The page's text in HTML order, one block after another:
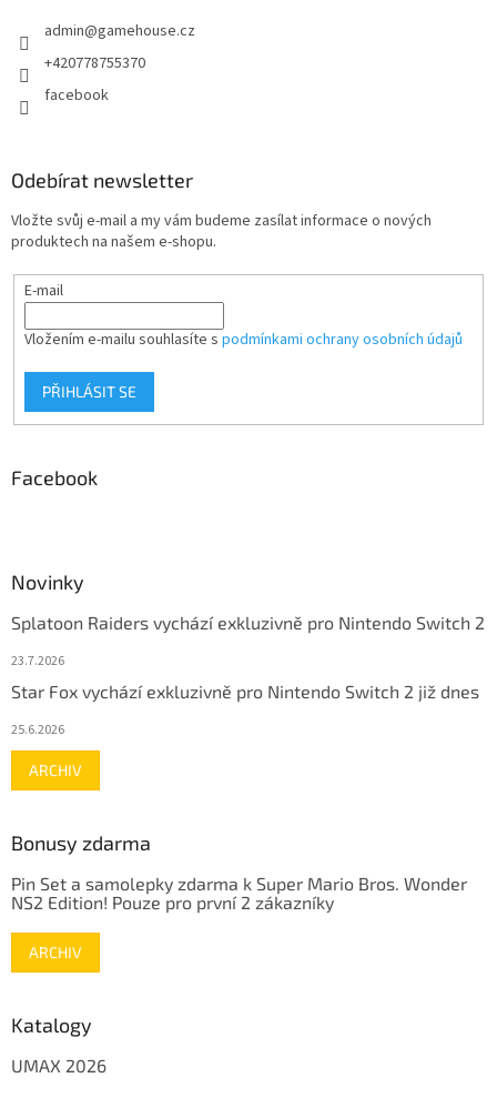
admin@gamehouse.cz
+420778755370
facebook
Odebírat newsletter
Vložte svůj e-mail a my vám budeme zasílat informace o nových
produktech na našem e-shopu.
E-mail
Vložením e-mailu souhlasíte s podmínkami ochrany osobních údajů
PŘIHLÁSIT SE
Facebook
Novinky
Splatoon Raiders vychází exkluzivně pro Nintendo Switch 2
23.7.2026
Star Fox vychází exkluzivně pro Nintendo Switch 2 již dnes
25.6.2026
ARCHIV
Bonusy zdarma
Pin Set a samolepky zdarma k Super Mario Bros. Wonder
NS2 Edition! Pouze pro první 2 zákazníky
ARCHIV
Katalogy
UMAX 2026